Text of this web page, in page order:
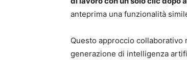
anteprima una funzionalità
Questo approccio
generazione di intelligenza